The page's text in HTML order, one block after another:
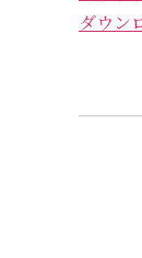
ダウン